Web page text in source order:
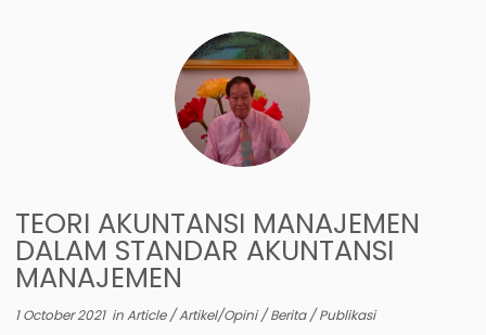
TEORI AKUNTANSI MANAJEMEN
DALAM STANDAR AKUNTANSI
MANAJEMEN
1 October 2021inArticle/Artikel/Opini/Berita/Publikasi